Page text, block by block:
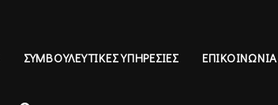
ΣΥΜΒΟΥΛΕΥΤΙΚΕΣ ΥΠΗΡΕΣΙΕΣ ΕΠΙΚΟΙΝΩΝΙΑ